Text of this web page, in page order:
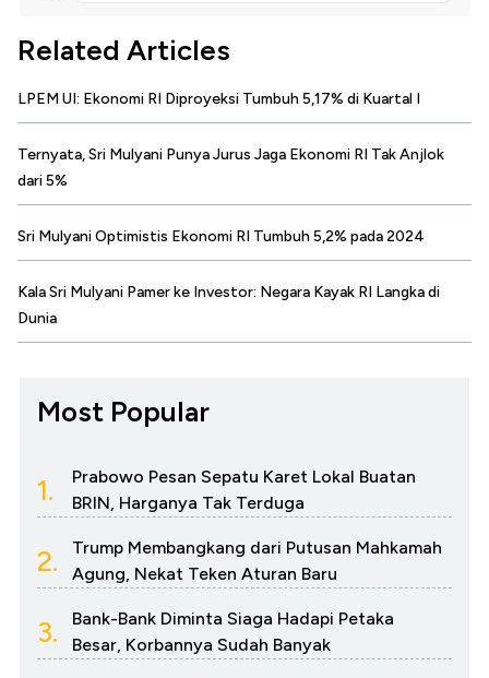
Related Articles
LPEM UI: Ekonomi RI Diproyeksi Tumbuh 5,17% di Kuartal I
Ternyata, Sri Mulyani Punya Jurus Jaga Ekonomi RI Tak Anjlok
dari 5%
Sri Mulyani Optimistis Ekonomi RI Tumbuh 5,2% pada 2024
Kala Sri Mulyani Pamer ke Investor: Negara Kayak RI Langka di
Dunia
Most Popular
1.
Prabowo Pesan Sepatu Karet Lokal Buatan
BRIN, Harganya Tak Terduga
2.
Trump Membangkang dari Putusan Mahkamah
Agung, Nekat Teken Aturan Baru
3.
Bank-Bank Diminta Siaga Hadapi Petaka
Besar, Korbannya Sudah Banyak